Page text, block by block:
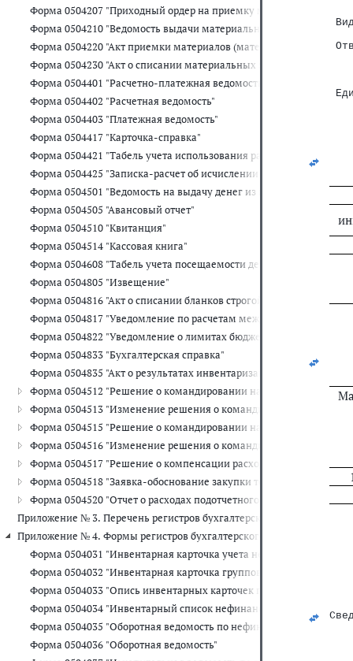
Форма 0504207 "Приходный ордер на приемку материальных
Форма 0504210 "Ведомость выдачи материальных ценностей на
Форма 0504220 "Акт приемки материалов (материальных
Форма 0504230 "Акт о списании материальных запасов"
Форма 0504401 "Расчетно-платежная ведомость"
Форма 0504402 "Расчетная ведомость"
Форма 0504403 "Платежная ведомость"
Форма 0504417 "Карточка-справка"
Форма 0504421 "Табель учета использования рабочего времени"
Форма 0504425 "Записка-расчет об исчислении среднего
Форма 0504501 "Ведомость на выдачу денег из кассы
Форма 0504505 "Авансовый отчет"
Форма 0504510 "Квитанция"
Форма 0504514 "Кассовая книга"
Форма 0504608 "Табель учета посещаемости детей"
Форма 0504805 "Извещение"
Форма 0504816 "Акт о списании бланков строгой отчетности"
Форма 0504817 "Уведомление по расчетам между бюджетами"
Форма 0504822 "Уведомление о лимитах бюджетных
Форма 0504833 "Бухгалтерская справка"
Форма 0504835 "Акт о результатах инвентаризации"
Форма 0504512 "Решение о командировании на территории
Форма 0504513 "Изменение решения о командировании на
Форма 0504515 "Решение о командировании на территорию
Форма 0504516 "Изменение решения о командировании на
Форма 0504517 "Решение о компенсации расходов на оплату
Форма 0504518 "Заявка-обоснование закупки товаров, работ,
Форма 0504520 "Отчет о расходах подотчетного лица"
Приложение № 3. Перечень регистров бухгалтерского учета,
Приложение № 4. Формы регистров бухгалтерского учета,
Форма 0504031 "Инвентарная карточка учета нефинансовых
Форма 0504032 "Инвентарная карточка группового учета
Форма 0504033 "Опись инвентарных карточек по учету
Форма 0504034 "Инвентарный список нефинансовых активов"
Форма 0504035 "Оборотная ведомость по нефинансовым активам"
Форма 0504036 "Оборотная ведомость"